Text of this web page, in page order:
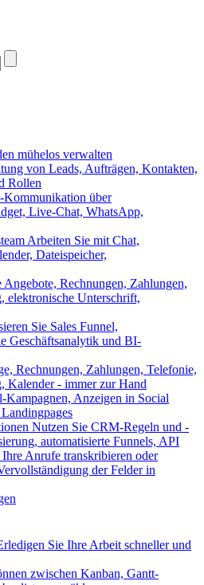
mühelos verwalten
von Leads, Aufträgen, Kontakten,
Rollen
Kommunikation über
Live-Chat, WhatsApp,
Arbeiten Sie mit Chat,
Dateispeicher,
Angebote, Rechnungen, Zahlungen,
elektronische Unterschrift,
Sie Sales Funnel,
Geschäftsanalytik und BI-
Rechnungen, Zahlungen, Telefonie,
Kalender - immer zur Hand
Kampagnen, Anzeigen in Social
Nutzen Sie CRM-Regeln und -
automatisierte Funnels, API
Ihre Anrufe transkribieren oder
der Felder in
Sie Ihre Arbeit schneller und
zwischen Kanban, Gantt-